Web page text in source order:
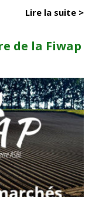
Lire la suite >
de la Fiwap